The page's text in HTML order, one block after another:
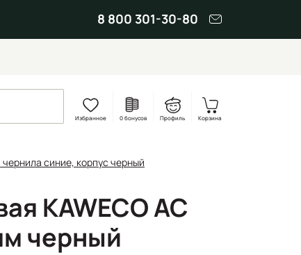
8 800 301-30-80
Избранное 0 бонусов Профиль Корзина
синие, корпус черный
KAWECO AC
черный